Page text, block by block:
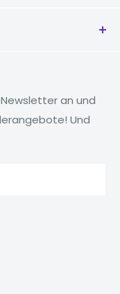
vor Kratzern
an und
Und